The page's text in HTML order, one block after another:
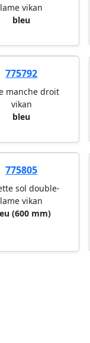
lame vikan
bleu
775792
manche droit
vikan
bleu
775805
sol double-
lame vikan
(600 mm)